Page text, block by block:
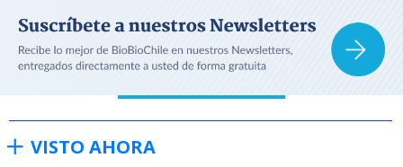
VISTO AHORA